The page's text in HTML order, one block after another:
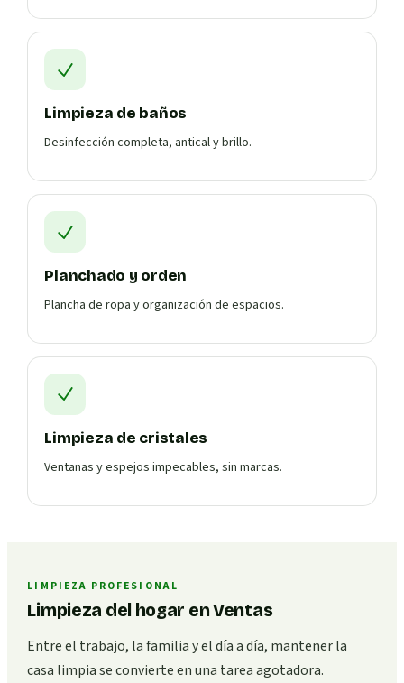
Limpieza de baños
Desinfección completa, antical y brillo.
Planchado y orden
Plancha de ropa y organización de espacios.
Limpieza de cristales
Ventanas y espejos impecables, sin marcas.
LIMPIEZA PROFESIONAL
Limpieza del hogar en Ventas
Entre el trabajo, la familia y el día a día, mantener la
casa limpia se convierte en una tarea agotadora.